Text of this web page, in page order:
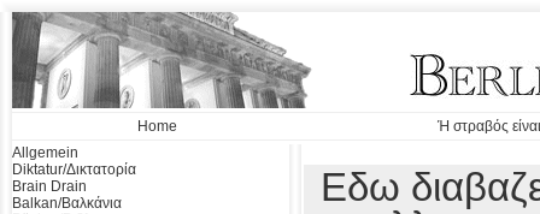
Home
Ή στραβός
Allgemein
Diktatur/Δικτατορία
Brain Drain
Balkan/Βαλκάνια
Εδω